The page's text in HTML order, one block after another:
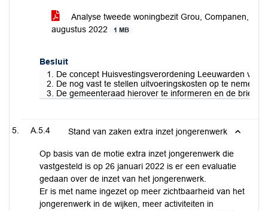
Analyse tweede woningbezit Grou, Companen,
augustus 2022
1 MB
Besluit
1. De concept Huisvestingsverordening Leeuwarden
2. De nog vast te stellen uitvoeringskosten op te nemen
3. De gemeenteraad hierover te informeren en de brief
A.5.4 Stand van zaken extra inzet jongerenwerk
Op basis van de motie extra inzet jongerenwerk die
vastgesteld is op 26 januari 2022 is er een evaluatie
gedaan over de inzet van het jongerenwerk.
Er is met name ingezet op meer zichtbaarheid van het
jongerenwerk in de wijken, meer activiteiten in